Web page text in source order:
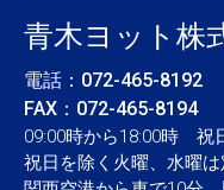
青木ヨット株
電話： 072-465-8192
FAX：072-465-8194
09:00時から18:00時 祝
祝日を除く火曜、水曜は